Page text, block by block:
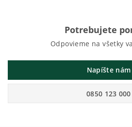
Potrebujete
Odpovieme na všetky
Napíšte nám
0850 123 000